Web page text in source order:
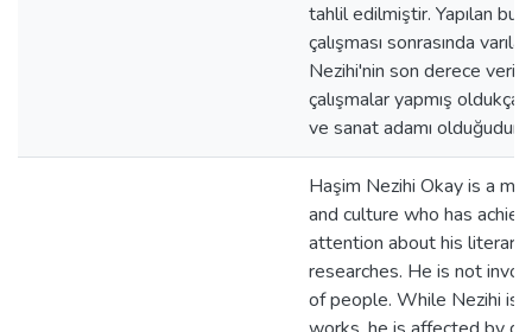
tahlil edilmiştir. Yapılan bu
çalışması sonrasında
Nezihi'nin son derece
çalışmalar yapmış oldukça
ve sanat adamı olduğudur.
Haşim Nezihi Okay is a
and culture who has
attention about his literary
researches. He is not
of people. While Nezihi is